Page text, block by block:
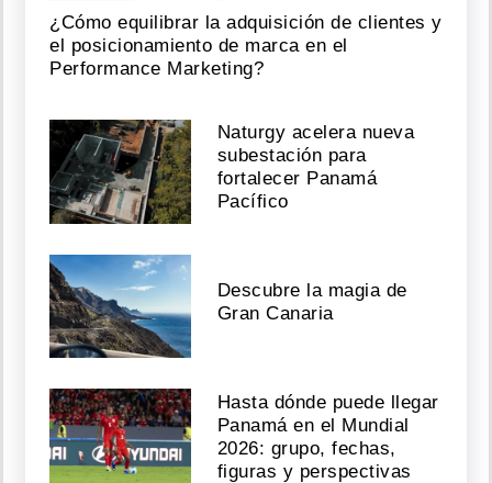
¿Cómo equilibrar la adquisición de clientes y
el posicionamiento de marca en el
Performance Marketing?
Naturgy acelera nueva
subestación para
fortalecer Panamá
Pacífico
Descubre la magia de
Gran Canaria
Hasta dónde puede llegar
Panamá en el Mundial
2026: grupo, fechas,
figuras y perspectivas